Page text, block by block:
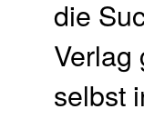
die
Verlag
selbst